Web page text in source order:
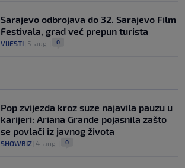
Sarajevo odbrojava do 32. Sarajevo Film
Festivala, grad već prepun turista
VIJESTI 5. aug. 0
Pop zvijezda kroz suze najavila pauzu u
karijeri: Ariana Grande pojasnila zašto
se povlači iz javnog života
SHOWBIZ 4. aug. 0